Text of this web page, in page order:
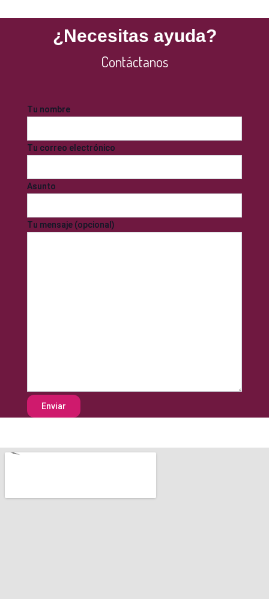
¿Necesitas ayuda?
Contáctanos
Tu nombre
Tu correo electrónico
Asunto
Tu mensaje (opcional)